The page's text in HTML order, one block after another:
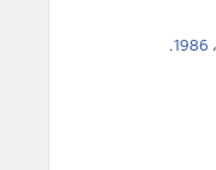
، 1986
.